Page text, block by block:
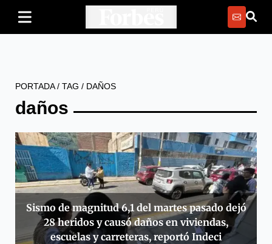
PORTADA/ TAG / DAÑOS
daños
Sismo de magnitud 6,1 del martes pasado dejó
28 heridos y causó daños en viviendas,
escuelas y carreteras, reportó Indeci